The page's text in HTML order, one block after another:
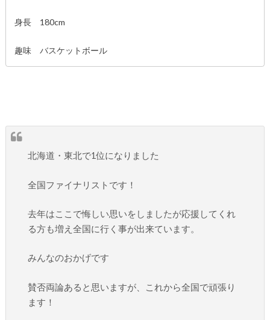
身長 180cm
趣味 バスケットボール
北海道・東北で1位になりました
全国ファイナリストです！
去年はここで悔しい思いをしましたが応援してくれ
る方も増え全国に行く事が出来ています。
みんなのおかげです
賛否両論あると思いますが、これから全国で頑張り
ます！